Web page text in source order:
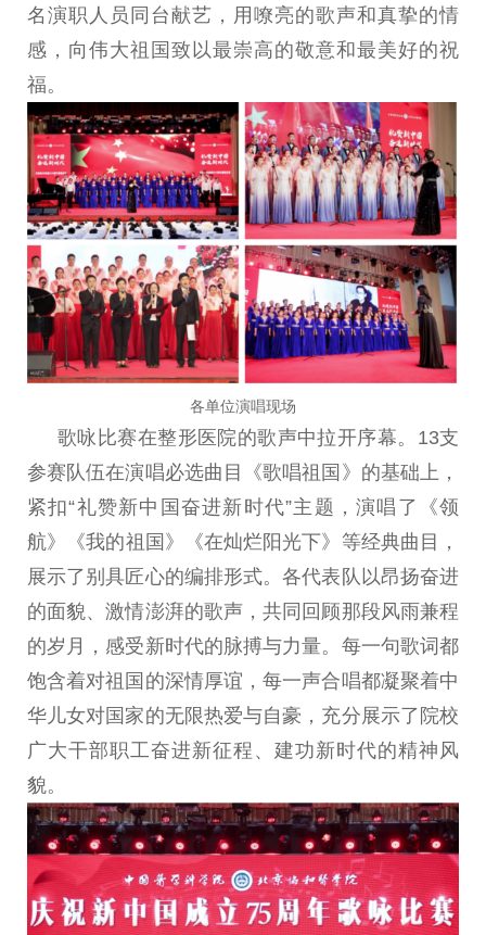
名演职人员同台献艺，用嘹亮的歌声和真挚的情
感，向 伟大祖国致以最崇高的敬意和最美好的祝
福。
各单位演唱现场
歌咏比赛在整形医院的歌声中拉开序幕。 13支
参赛队伍在演唱必选曲目 《歌唱祖国 》 的基础上 ，
紧扣“礼赞新中国 奋进新时代”主题，演唱了《领
航》 《我的祖国 》 《在灿烂阳光下》 等经典曲目，
展示了别具匠心的编排形式。各代表队以昂扬奋进
的面貌、激情澎湃的歌声，共同回顾那段风雨兼程
的岁月，感受新时代的脉搏与力量。每一句歌词都
饱含着对祖国的深情厚谊，每一声合唱都凝聚着中
华儿女对国家的无限热爱与自豪，充分展示了院校
广大干部职工奋进新征程、建功新时代的精神风
貌。